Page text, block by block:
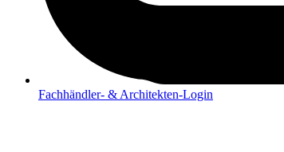
Fachhändler- & Architekten-Login